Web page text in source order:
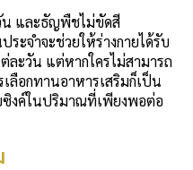
น และธัญพืชไม่ขัดสี
ะจำจะช่วยให้ร่างกายได้รับ
ละวัน แต่หากใครไม่สามารถ
ลือกทานอาหารเสริมก็เป็น
ซิงค์ในปริมาณที่เพียงพอต่อ